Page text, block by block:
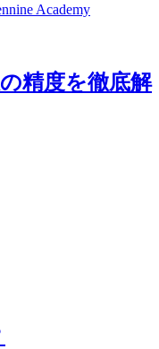
Academy
精度を徹底解